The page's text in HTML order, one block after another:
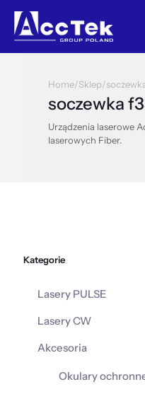
Home/Sklep/
soczewka
Urządzenia laserowe
laserowych Fiber.
Kategorie
Lasery PULSE
Lasery CW
Akcesoria
Okulary